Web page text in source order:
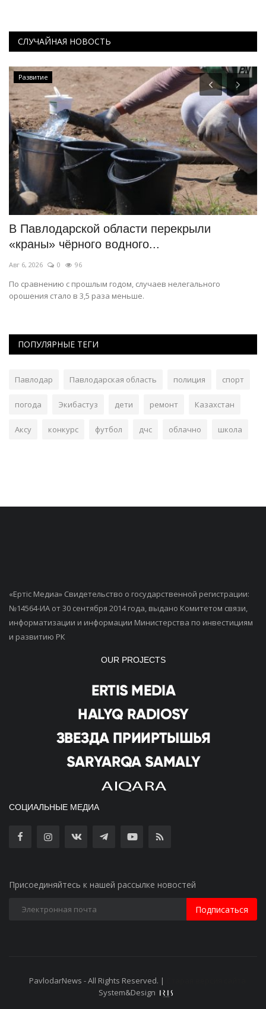
СЛУЧАЙНАЯ НОВОСТЬ
Развитие
В Павлодарской области перекрыли
«краны» чёрного водного...
Авг 6, 2026 0 96
По сравнению с прошлым годом, случаев нелегального
орошения стало в 3,5 раза меньше.
ПОПУЛЯРНЫЕ ТЕГИ
Павлодар Павлодарская область полиция спорт
погода Экибастуз дети ремонт Казахстан
Аксу конкурс футбол дчс облачно школа
«Ертiс Медиа» Свидетельство о государственной регистрации:
№14564-ИА от 30 сентября 2014 года, выдано Комитетом связи,
информатизации и информации Министерства по инвестициям
и развитию РК
OUR PROJECTS
СОЦИАЛЬНЫЕ МЕДИА
Присоединяйтесь к нашей рассылке новостей
Подписаться
PavlodarNews - All Rights Reserved. |
System&Design